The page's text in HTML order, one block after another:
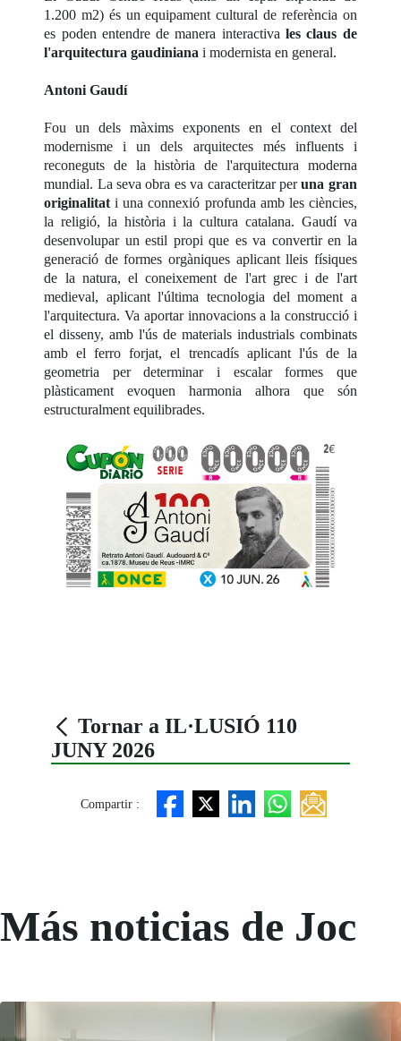
1.200 m2) és un equipament cultural de referència on
es poden entendre de manera interactivales claus de
l'arquitectura gaudiniana i modernista en general.
Antoni Gaudí
Fou un dels màxims exponents en el context del
modernisme i un dels arquitectes més influents i
reconeguts de la història de l'arquitectura moderna
mundial. La seva obra es va caracteritzar peruna gran
originalitat i una connexió profunda amb les ciències,
la religió, la història i la cultura catalana. Gaudí va
desenvolupar un estil propi que es va convertir en la
generació de formes orgàniques aplicant lleis físiques
de la natura, el coneixement de l'art grec i de l'art
medieval, aplicant l'última tecnologia del moment a
l'arquitectura. Va aportar innovacions a la construcció i
el disseny, amb l'ús de materials industrials combinats
amb el ferro forjat, el trencadís aplicant l'ús de la
geometria per determinar i escalar formes que
plàsticament evoquen harmonia alhora que són
estructuralment equilibrades.
Tornar a IL·LUSIÓ 110
JUNY 2026
Compartir :
Más noticias de Joc